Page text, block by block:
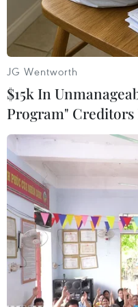
sản của người khác.
Ảnh minh
Ngày 11/6, Phòng
Bình Dương cho
JG Wentworth
$15k In
Program" Creditors